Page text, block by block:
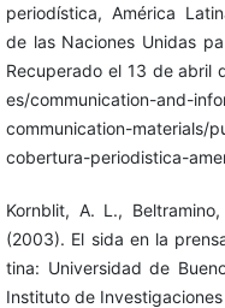
periodística, América
de las Naciones Unidas
Recuperado el 13 de abril
es/communication-and-
communication-materials/
cobertura-periodistica-
Kornblit, A. L.,
(2003). El sida en la
tina: Universidad de
Instituto de Investigaciones